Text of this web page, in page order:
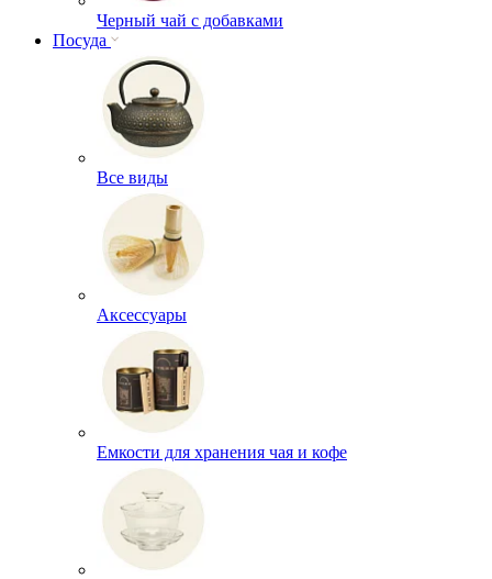
Черный чай с добавками
Посуда
Все виды
Аксессуары
Емкости для хранения чая и кофе